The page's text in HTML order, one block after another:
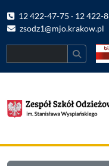
12 422-47-75 · 12 422-
zsodz1@mjo.krakow.pl